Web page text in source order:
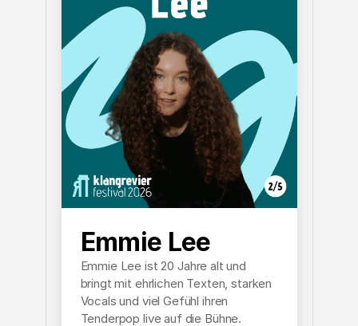
Emmie Lee
Emmie Lee ist 20 Jahre alt und
bringt mit ehrlichen Texten, starken
Vocals und viel Gefühl ihren
Tenderpop live auf die Bühne.